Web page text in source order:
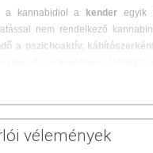
a kannabidiol a kenderegyik
nem rendelkező
a pszichoaktív,
vegyületek)
köszönheti. Növényi
valamint aminosavakat is
vélemények